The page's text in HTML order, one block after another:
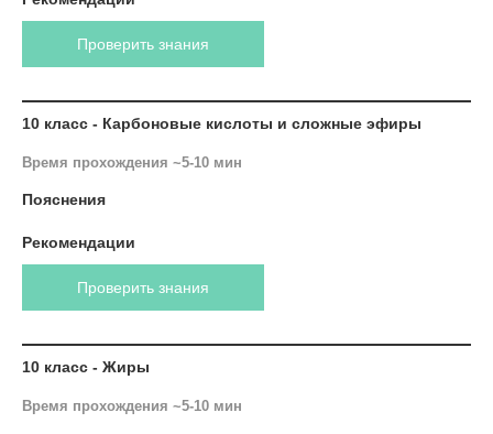
Проверить знания
10 класс - Карбоновые кислоты и сложные эфиры
Время прохождения ~5-10 мин
Пояснения
Рекомендации
Проверить знания
10 класс - Жиры
Время прохождения ~5-10 мин